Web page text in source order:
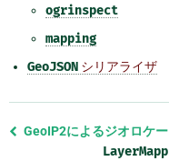
ogrinspect
mapping
GeoJSON シリアライザ
前 GeoIP2によるジオロケ